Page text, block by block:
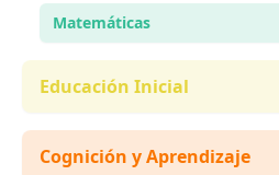
Matemáticas
Educación Inicial
Cognición y Aprendizaje